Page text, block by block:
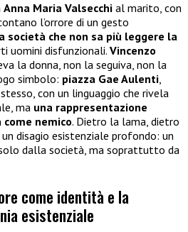
Anna Maria Valsecchi al marito, con
l’orrore di un gesto
società che non sa più leggere la
uomini disfunzionali.Vincenzo
la donna, non la seguiva, non la
simbolo: piazza Gae Aulenti,
con un linguaggio che rivela
ma una rappresentazione
nemico. Dietro la lama, dietro
disagio esistenziale profondo: un
dalla società, ma soprattutto da
come identità e la
esistenziale